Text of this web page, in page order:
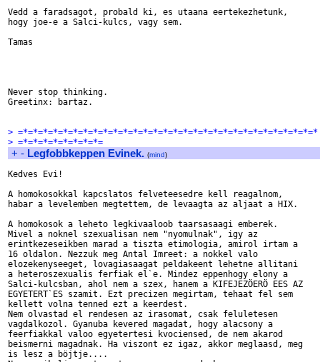
Vedd a faradsagot, probald ki, es utaana eertekezhetunk,
hogy joe-e a Salci-kulcs, vagy sem.
Tamas
Never stop thinking.
Greetinx: bartaz.
> =*=*=*=*=*=*=*=*=*=*=*=*=*=*=*=*=*=*=*=*=*=*=*=*=*=*=*=*=*=*
> =*=*=*=*=*=*=*=*=
+ - Legfobbkeppen Evinek. (mind)
Kedves Evi!
A homokosokkal kapcslatos felveteesedre kell reagalnom,
habar a levelemben megtettem, de levaagta az aljaat a HIX.
A homokosok a leheto legkivaaloob taarsasaagi emberek.
Mivel a noknel szexualisan nem "nyomulnak", igy az
erintkezeseikben marad a tiszta etimologia, amirol irtam a
16 oldalon. Nezzuk meg Antal Imreet: a nokkel valo
elozekenyseeget, lovagiasaagat peldakeent lehetne allitani
a heteroszexualis ferfiak el`e. Mindez eppenhogy elony a
Salci-kulcsban, ahol nem a szex, hanem a KIFEJEZÖERÖ EES AZ
EGYETERT`ES szamit. Ezt precizen megirtam, tehaat fel sem
kellett volna tenned ezt a keerdest.
Nem olvastad el rendesen az irasomat, csak feluletesen
vagdalkozol. Gyanuba kevered magadat, hogy alacsony a
feerfiakkal valoo egyetertesi kvociensed, de nem akarod
beismerni magadnak. Ha viszont ez igaz, akkor meglaasd, meg
is lesz a böjtje....